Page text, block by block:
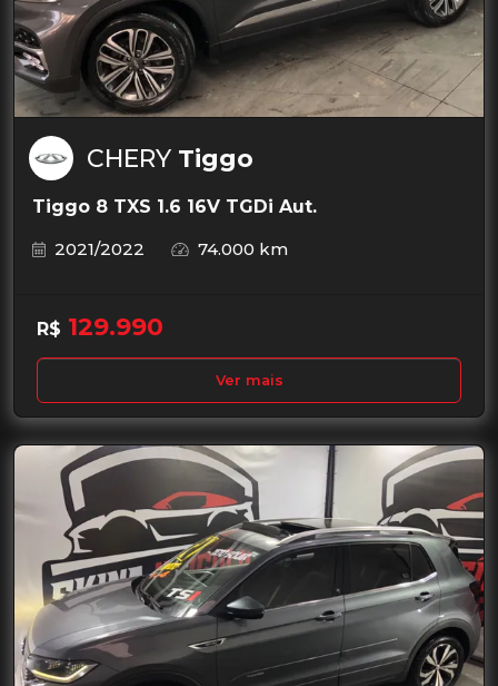
CHERY Tiggo
Tiggo 8 TXS 1.6 16V TGDi Aut.
2021/2022
74.000 km
R$ 129.990
Ver mais